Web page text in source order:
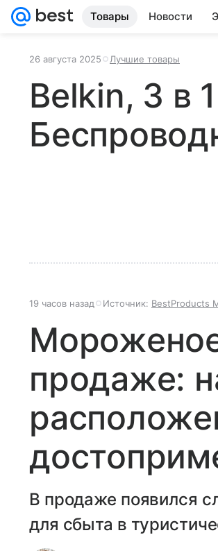
Товары Новости
26 августа 2025 Лучшие товары
Belkin, 3 в
19 часов назад Источник: BestProducts
продаже:
В продаже появился
для сбыта в